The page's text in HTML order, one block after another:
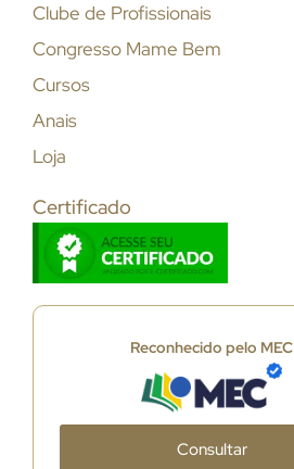
Clube de Profissionais
Congresso Mame Bem
Cursos
Anais
Loja
Certificado
Reconhecido pelo MEC
Consultar